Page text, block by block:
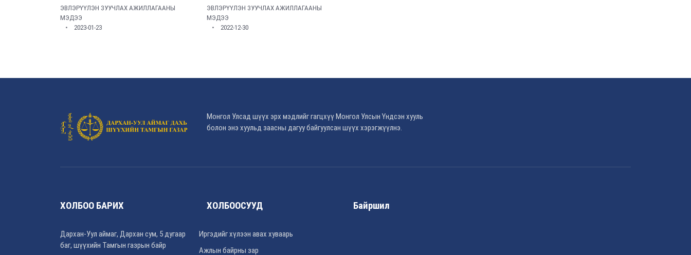
ЭВЛЭРҮҮЛЭН ЗУУЧЛАХ АЖИЛЛАГААНЫ
МЭДЭЭ
2023-01-23
ЭВЛЭРҮҮЛЭН ЗУУЧЛАХ АЖИЛЛАГААНЫ
МЭДЭЭ
2022-12-30
Монгол Улсад шүүх эрх мэдлийг гагцхүү Монгол Улсын Үндсэн хууль
болон энэ хуульд заасны дагуу байгуулсан шүүх хэрэгжүүлнэ.
ХОЛБОО БАРИХ
Дархан-Уул аймаг, Дархан сум, 5 дугаар
баг, шүүхийн Тамгын газрын байр
ХОЛБООСУУД
Иргэдийг хүлээн авах хуваарь
Ажлын байрны зар
Байршил